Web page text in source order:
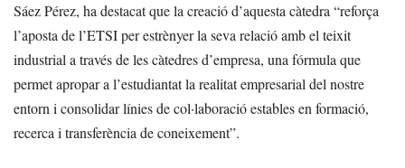
Sáez Pérez, ha destacat que la creació d’aquesta càtedra “reforça
l’aposta de l’ETSI per estrènyer la seva relació amb el teixit
industrial a través de les càtedres d’empresa, una fórmula que
permet apropar a l’estudiantat la realitat empresarial del nostre
entorn i consolidar línies de col·laboració estables en formació,
recerca i transferència de coneixement”.